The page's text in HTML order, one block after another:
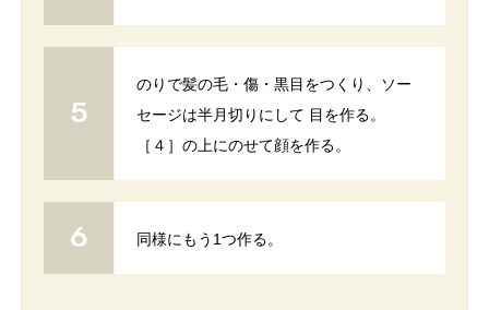
のりで髪の毛・傷・黒目をつくり、ソー
セージは半月切りにして 目を作る。
［４］の上にのせて顔を作る。
同様にもう1つ作る。